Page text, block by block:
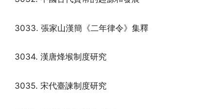
3033. 張家山漢簡《二年律令》集釋
3034. 漢唐烽堠制度研究
3035. 宋代臺諫制度研究